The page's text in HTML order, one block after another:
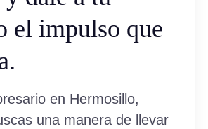
el impulso que
en Hermosillo,
una manera de llevar